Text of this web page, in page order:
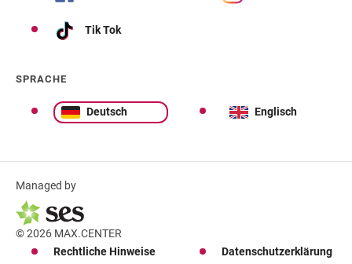
Tik Tok
SPRACHE
Deutsch Englisch
Managed by
© 2026 MAX.CENTER
Rechtliche Hinweise
Datenschutzerklärung